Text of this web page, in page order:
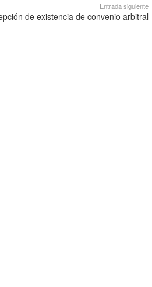
Entrada siguiente
de existencia de convenio arbitral